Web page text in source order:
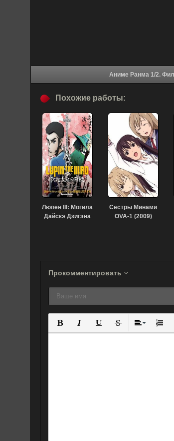
Похожие работы:
Люпен III: Могила
Дайскэ Дзигэна
Сестры Минами
OVA-1 (2009)
Прокомментировать
Полужирный
КурсивПодчеркнутый
Зачеркнутый